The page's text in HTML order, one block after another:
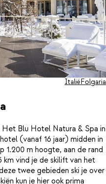
ItaliëFolgaria
Het Blu Hotel Natura & Spa in
(vanaf 16 jaar) midden in
1.200 m hoogte, aan de rand
km vind je de skilift van het
twee gebieden ski je over
kun je hier ook prima